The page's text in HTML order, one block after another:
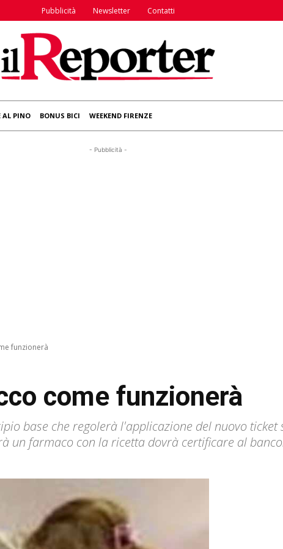
Pubblicità Newsletter Contatti
AL PINO BONUS BICI WEEKEND FIRENZE
- Pubblicità -
funzionerà
come funzionerà
base che regolerà l'applicazione del nuovo
un farmaco con la ricetta dovrà certificare al